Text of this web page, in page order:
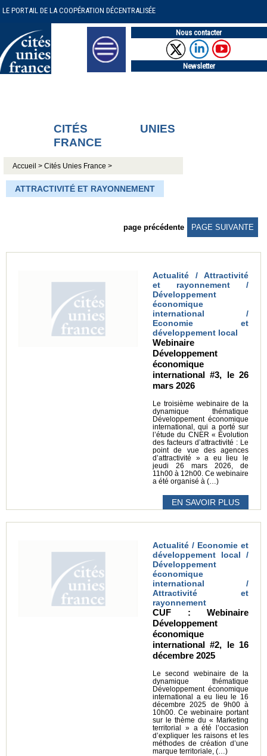
LE PORTAIL DE LA COOPÉRATION DÉCENTRALISÉE
Nous contacter
Newsletter
CITÉS UNIES
FRANCE
Accueil >Cités Unies France >
ATTRACTIVITÉ ET RAYONNEMENT
page précédente PAGE SUIVANTE
Actualité / Attractivité
et rayonnement /
Développement
économique
international /
Economie et
développement local
Webinaire
Développement
économique
international #3, le 26
mars 2026
Le troisième webinaire de la
dynamique thématique
Développement économique
international, qui a porté sur
l’étude du CNER « Évolution
des facteurs d’attractivité : Le
point de vue des agences
d’attractivité » a eu lieu le
jeudi 26 mars 2026, de
11h00 à 12h00. Ce webinaire
a été organisé à (…)
EN SAVOIR PLUS
Actualité / Economie et
développement local /
Développement
économique
international /
Attractivité et
rayonnement
CUF : Webinaire
Développement
économique
international #2, le 16
décembre 2025
Le second webinaire de la
dynamique thématique
Développement économique
international a eu lieu le 16
décembre 2025 de 9h00 à
10h00. Ce webinaire portant
sur le thème du « Marketing
territorial » a été l’occasion
d’expliquer les raisons et les
méthodes de création d’une
marque territoriale, (…)